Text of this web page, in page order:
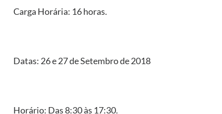
Carga Horária: 16 horas.
Datas: 26 e 27 de Setembro de 2018
Horário: Das 8:30 às 17:30.